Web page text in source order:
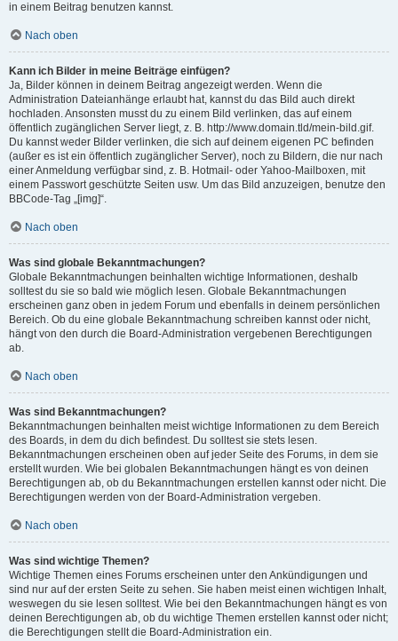
in einem Beitrag benutzen kannst.
Nach oben
Kann ich Bilder in meine Beiträge einfügen?
Ja, Bilder können in deinem Beitrag angezeigt werden. Wenn die
Administration Dateianhänge erlaubt hat, kannst du das Bild auch direkt
hochladen. Ansonsten musst du zu einem Bild verlinken, das auf einem
öffentlich zugänglichen Server liegt, z. B. http://www.domain.tld/mein-bild.gif.
Du kannst weder Bilder verlinken, die sich auf deinem eigenen PC befinden
(außer es ist ein öffentlich zugänglicher Server), noch zu Bildern, die nur nach
einer Anmeldung verfügbar sind, z. B. Hotmail- oder Yahoo-Mailboxen, mit
einem Passwort geschützte Seiten usw. Um das Bild anzuzeigen, benutze den
BBCode-Tag „[img]“.
Nach oben
Was sind globale Bekanntmachungen?
Globale Bekanntmachungen beinhalten wichtige Informationen, deshalb
solltest du sie so bald wie möglich lesen. Globale Bekanntmachungen
erscheinen ganz oben in jedem Forum und ebenfalls in deinem persönlichen
Bereich. Ob du eine globale Bekanntmachung schreiben kannst oder nicht,
hängt von den durch die Board-Administration vergebenen Berechtigungen
ab.
Nach oben
Was sind Bekanntmachungen?
Bekanntmachungen beinhalten meist wichtige Informationen zu dem Bereich
des Boards, in dem du dich befindest. Du solltest sie stets lesen.
Bekanntmachungen erscheinen oben auf jeder Seite des Forums, in dem sie
erstellt wurden. Wie bei globalen Bekanntmachungen hängt es von deinen
Berechtigungen ab, ob du Bekanntmachungen erstellen kannst oder nicht. Die
Berechtigungen werden von der Board-Administration vergeben.
Nach oben
Was sind wichtige Themen?
Wichtige Themen eines Forums erscheinen unter den Ankündigungen und
sind nur auf der ersten Seite zu sehen. Sie haben meist einen wichtigen Inhalt,
weswegen du sie lesen solltest. Wie bei den Bekanntmachungen hängt es von
deinen Berechtigungen ab, ob du wichtige Themen erstellen kannst oder nicht;
die Berechtigungen stellt die Board-Administration ein.